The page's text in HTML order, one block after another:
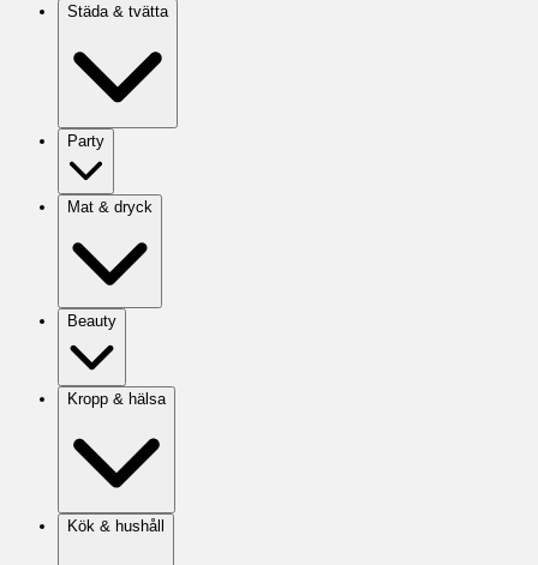
Städa & tvätta
Party
Mat & dryck
Beauty
Kropp & hälsa
Kök & hushåll